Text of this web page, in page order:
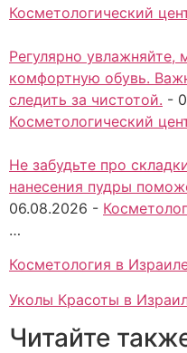
Косметологический
Регулярно увлажняйте,
комфортную обувь.
следить за чистотой. -
Косметологический
Не забудьте про
нанесения пудры
06.08.2026 -
…
Косметология в
Уколы Красоты в
Читайте